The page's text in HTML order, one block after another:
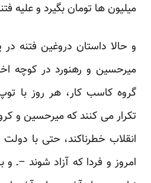
میلیون ها تومان بگیرد و علیه
و حالا داستان دروغین فتنه
میرحسین و رهنورد در کوچه
گروه کاسب کار، هر روز با
تکرار می کنند که میرحسین و
انقلاب خطرناکند، حتی با
امروز و فردا که آزاد شوند –ـ و